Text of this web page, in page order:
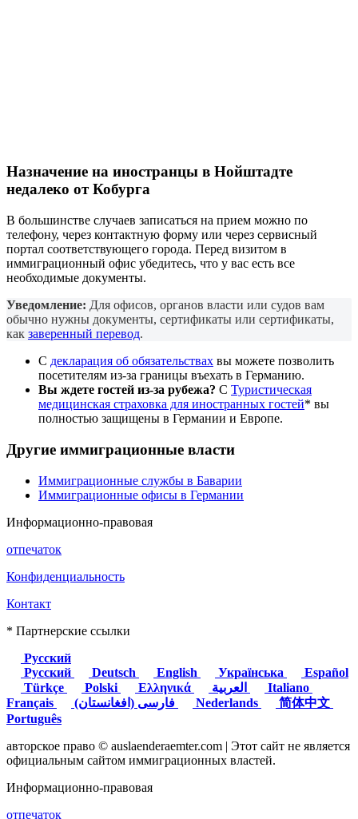
Назначение на иностранцы в Нойштадте
недалеко от Кобурга
В большинстве случаев записаться на прием можно по
телефону, через контактную форму или через сервисный
портал соответствующего города. Перед визитом в
иммиграционный офис убедитесь, что у вас есть все
необходимые документы.
Уведомление: Для офисов, органов власти или судов вам
обычно нужны документы, сертификаты или сертификаты,
как заверенный перевод.
С декларация об обязательствах вы можете позволить
посетителям из-за границы въехать в Германию.
Вы ждете гостей из-за рубежа? С Туристическая
медицинская страховка для иностранных гостей* вы
полностью защищены в Германии и Европе.
Другие иммиграционные власти
Иммиграционные службы в Баварии
Иммиграционные офисы в Германии
Информационно-правовая
отпечаток
Конфиденциальность
Контакт
* Партнерские ссылки
Русский
Русский
Deutsch English Українська
Español
Türkçe
Polski Ελληνικά
Italiano
Français
Nederlands
简体中文
Português
авторское право © auslaenderaemter.com | Этот сайт не является
официальным сайтом иммиграционных властей.
Информационно-правовая
отпечаток